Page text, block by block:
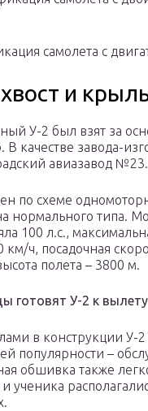
самолета с
и
У-2 был взят за
качестве завода-
авиазавод №23.
по схеме
нормального типа.
100 л.с.,
км/ч, посадочная
полета – 3800 м.
готовят У-2 к вылету
в конструкции У-
популярности –
обшивка также
ученика